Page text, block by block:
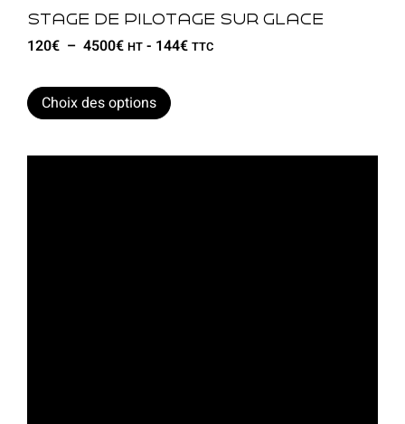
Stage de pilotage sur glace
120€ – 4500€ HT - 144€ TTC
Choix des options